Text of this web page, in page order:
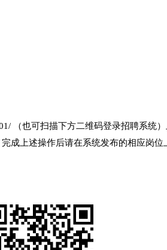
（也可扫描下方二维码登录招聘系统
成上述操作后请在系统发布的相应岗